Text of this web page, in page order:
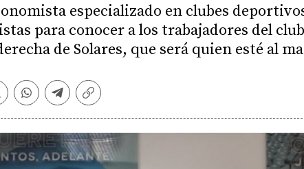
especializado en clubes
para conocer a los trabajadores del
de Solares, que será quien esté al
Whatsapp
Telegram
Copiar